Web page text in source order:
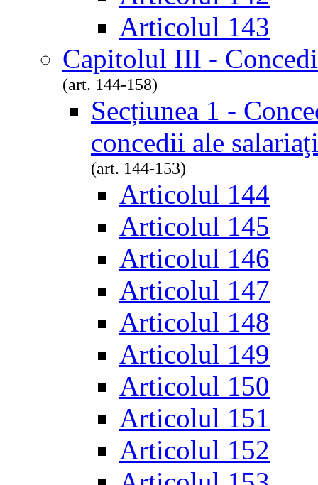
Articolul 143
Capitolul III -
(art. 144-158)
Secțiunea 1 -
concedii ale
(art. 144-153)
Articolul 144
Articolul 145
Articolul 146
Articolul 147
Articolul 148
Articolul 149
Articolul 150
Articolul 151
Articolul 152